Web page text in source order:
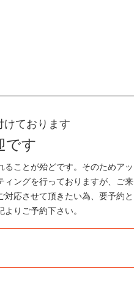
けております
です
ことが殆どです。そのためアッ
ィングを行っておりますが、ご来
応させて頂きたい為、要予約と
りご予約下さい。